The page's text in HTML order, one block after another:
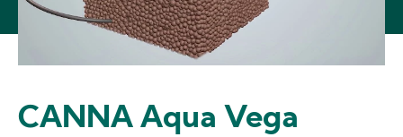
CANNA Aqua Vega